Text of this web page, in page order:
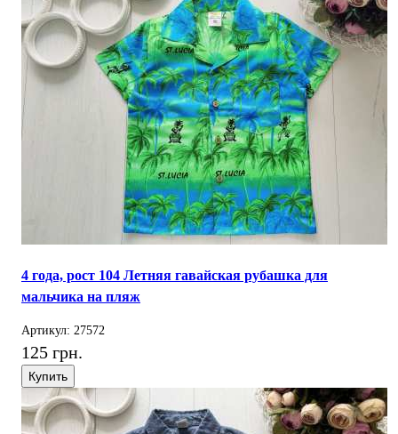
4 года, рост 104 Летняя гавайская рубашка для
мальчика на пляж
Артикул: 27572
125 грн.
Купить